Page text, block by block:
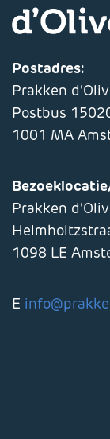
Postadres:
Prakken
Postbus
1001 MA
Prakken
1098 LE
E